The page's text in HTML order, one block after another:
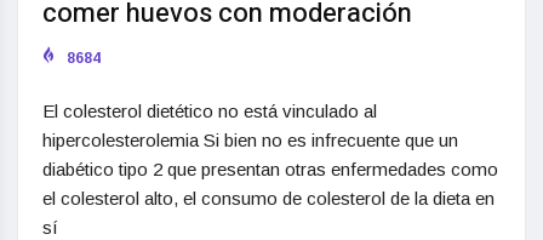
comer huevos con moderación
8684
El colesterol dietético no está vinculado al
hipercolesterolemia Si bien no es infrecuente que un
diabético tipo 2 que presentan otras enfermedades como
el colesterol alto, el consumo de colesterol de la dieta en
sí